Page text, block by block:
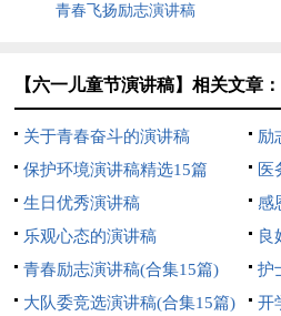
青春飞扬励志演讲稿
【六一儿童节演讲稿】相关文章：
关于青春奋斗的演讲稿
励
保护环境演讲稿精选15篇
医
生日优秀演讲稿
感
乐观心态的演讲稿
良
青春励志演讲稿(合集15篇)
护
大队委竞选演讲稿(合集15篇)
开